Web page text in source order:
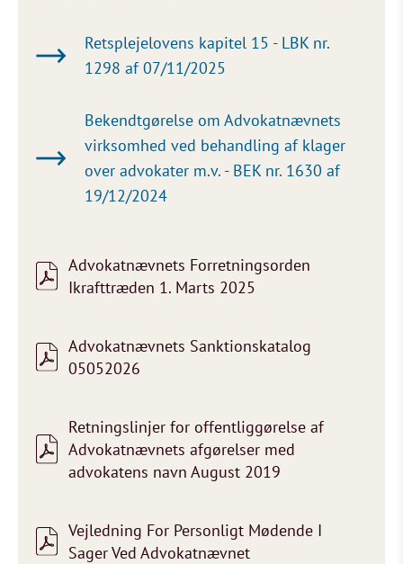
Retsplejelovens kapitel 15 - LBK nr.
1298 af 07/11/2025
Bekendtgørelse om Advokatnævnets
virksomhed ved behandling af klager
over advokater m.v. - BEK nr. 1630 af
19/12/2024
Advokatnævnets Forretningsorden
Ikrafttræden 1. Marts 2025
Advokatnævnets Sanktionskatalog
05052026
Retningslinjer for offentliggørelse af
Advokatnævnets afgørelser med
advokatens navn August 2019
Vejledning For Personligt Mødende I
Sager Ved Advokatnævnet